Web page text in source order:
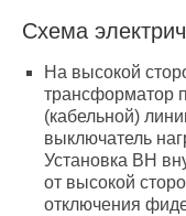
Схема
На высокой
трансформатор
(кабельной)
выключатель
Установка ВН
от высокой
отключения